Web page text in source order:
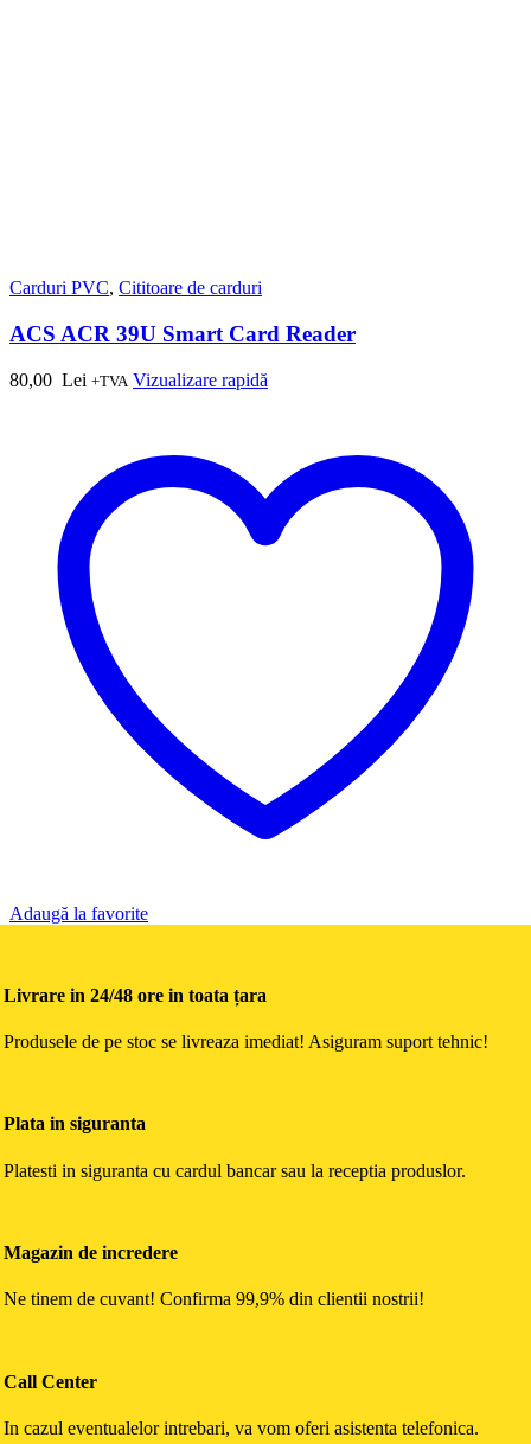
Carduri PVC, Cititoare de carduri
ACS ACR 39U Smart Card Reader
80,00 Lei +TVA Vizualizare rapidă
Adaugă la favorite
Livrare in 24/48 ore in toata țara
Produsele de pe stoc se livreaza imediat! Asiguram suport tehnic!
Plata in siguranta
Platesti in siguranta cu cardul bancar sau la receptia produslor.
Magazin de incredere
Ne tinem de cuvant! Confirma 99,9% din clientii nostrii!
Call Center
In cazul eventualelor intrebari, va vom oferi asistenta telefonica.